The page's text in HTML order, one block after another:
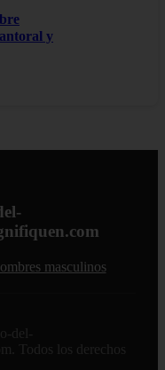
y
masculinos
del-
Todos los derechos